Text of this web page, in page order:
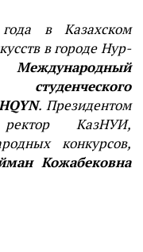
в Казахском
в городе Нур-
. Президентом
ректор КазНУИ,
конкурсов,
Кожабековна